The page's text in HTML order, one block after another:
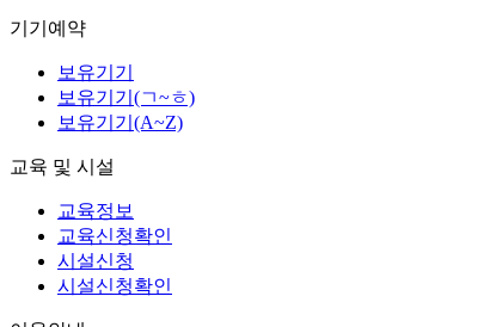
기기예약
보유기기
보유기기(ㄱ~ㅎ)
보유기기(A~Z)
교육 및 시설
교육정보
교육신청확인
시설신청
시설신청확인